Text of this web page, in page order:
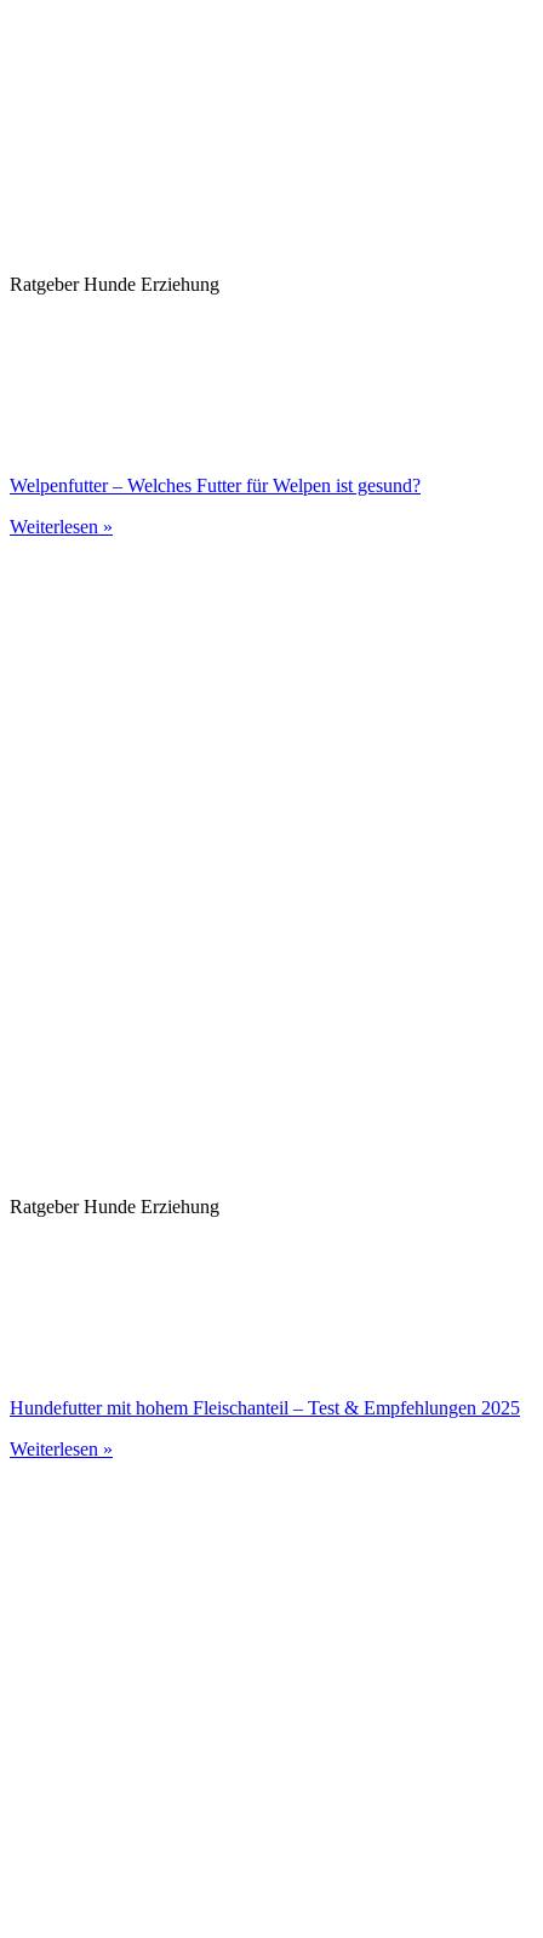
Ratgeber Hunde Erziehung
Welpenfutter – Welches Futter für Welpen ist gesund?
Weiterlesen »
Ratgeber Hunde Erziehung
Hundefutter mit hohem Fleischanteil – Test & Empfehlungen 2025
Weiterlesen »